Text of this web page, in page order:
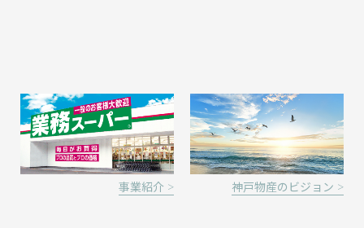
事業紹介 > 神戸物産のビジョン >